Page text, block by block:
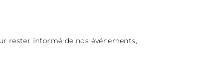
rester informé de nos événements,